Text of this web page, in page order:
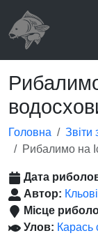
Головна
Звіти
Рибалимо на
Дата
Автор:
Місце
Улов: Карась